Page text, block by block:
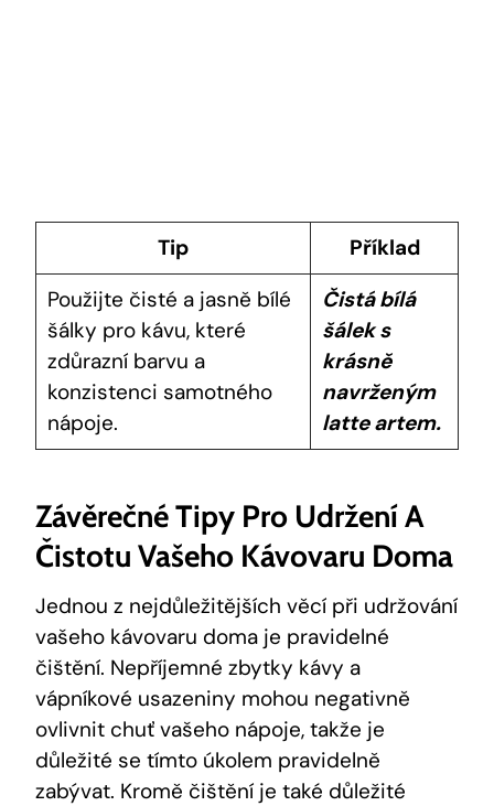
Tip
Příklad
Použijte čisté a jasně bílé
šálky pro kávu, které
zdůrazní barvu a
konzistenci samotného
nápoje.
Čistá bílá
šálek s
krásně
navrženým
latte artem.
Závěrečné Tipy Pro Udržení A
Čistotu Vašeho Kávovaru Doma
Jednou z nejdůležitějších věcí při udržování
vašeho kávovaru doma je pravidelné
čištění. Nepříjemné zbytky kávy a
vápníkové usazeniny mohou negativně
ovlivnit chuť vašeho nápoje, takže je
důležité se tímto úkolem pravidelně
zabývat. Kromě čištění je také důležité